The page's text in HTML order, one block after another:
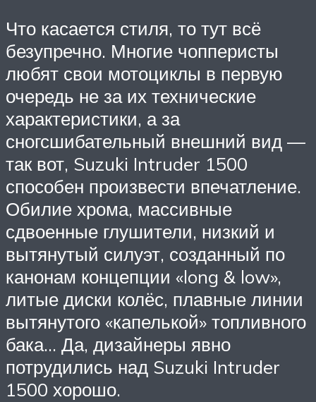
Что касается стиля, то тут всё
безупречно. Многие чопперисты
любят свои мотоциклы в первую
очередь не за их технические
характеристики, а за
сногсшибательный внешний вид —
так вот, Suzuki Intruder 1500
способен произвести впечатление.
Обилие хрома, массивные
сдвоенные глушители, низкий и
вытянутый силуэт, созданный по
канонам концепции «long & low»,
литые диски колёс, плавные линии
вытянутого «капелькой» топливного
бака… Да, дизайнеры явно
потрудились над Suzuki Intruder
1500 хорошо.